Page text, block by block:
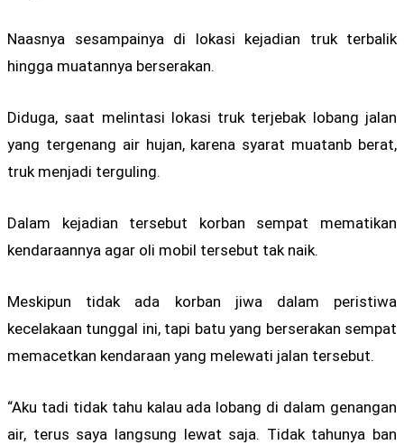
Naasnya sesampainya di lokasi kejadian truk terbalik
hingga muatannya berserakan.
Diduga, saat melintasi lokasi truk terjebak lobang jalan
yang tergenang air hujan, karena syarat muatanb berat,
truk menjadi terguling.
Dalam kejadian tersebut korban sempat mematikan
kendaraannya agar oli mobil tersebut tak naik.
Meskipun tidak ada korban jiwa dalam peristiwa
kecelakaan tunggal ini, tapi batu yang berserakan sempat
memacetkan kendaraan yang melewati jalan tersebut.
“Aku tadi tidak tahu kalau ada lobang di dalam genangan
air, terus saya langsung lewat saja. Tidak tahunya ban